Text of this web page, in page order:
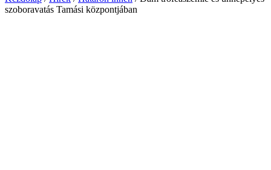
szoboravatás Tamási központjában